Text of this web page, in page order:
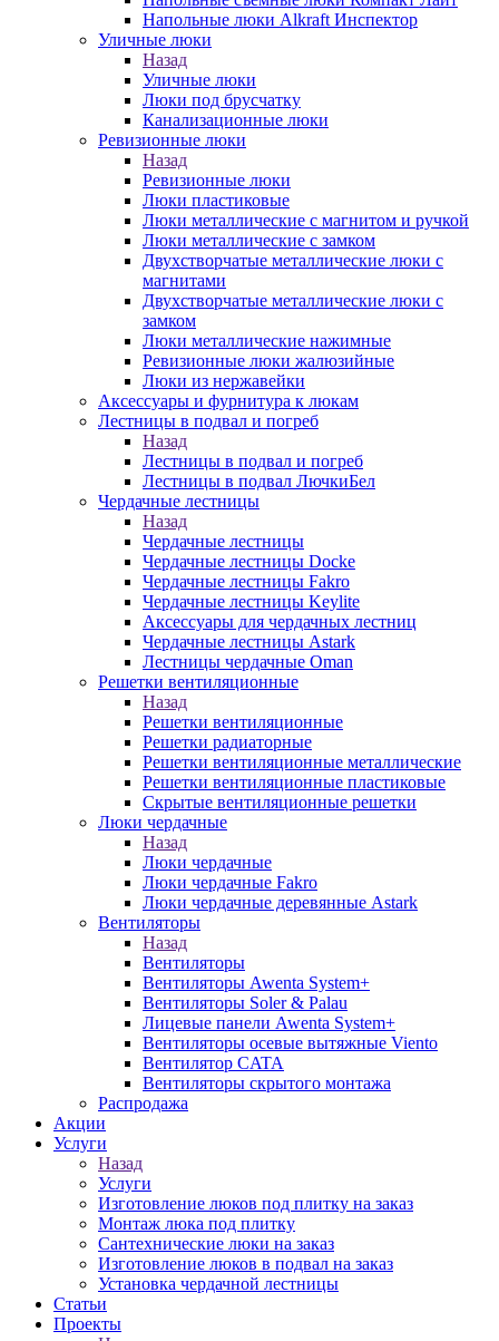
Напольные люки Alkraft Инспектор
Уличные люки
Назад
Уличные люки
Люки под брусчатку
Канализационные люки
Ревизионные люки
Назад
Ревизионные люки
Люки пластиковые
Люки металлические с магнитом и ручкой
Люки металлические с замком
Двухстворчатые металлические люки с
магнитами
Двухстворчатые металлические люки с
замком
Люки металлические нажимные
Ревизионные люки жалюзийные
Люки из нержавейки
Аксессуары и фурнитура к люкам
Лестницы в подвал и погреб
Назад
Лестницы в подвал и погреб
Лестницы в подвал ЛючкиБел
Чердачные лестницы
Назад
Чердачные лестницы
Чердачные лестницы Docke
Чердачные лестницы Fakro
Чердачные лестницы Keylite
Аксессуары для чердачных лестниц
Чердачные лестницы Astark
Лестницы чердачные Oman
Решетки вентиляционные
Назад
Решетки вентиляционные
Решетки радиаторные
Решетки вентиляционные металлические
Решетки вентиляционные пластиковые
Скрытые вентиляционные решетки
Люки чердачные
Назад
Люки чердачные
Люки чердачные Fakro
Люки чердачные деревянные Astark
Вентиляторы
Назад
Вентиляторы
Вентиляторы Awenta System+
Вентиляторы Soler & Palau
Лицевые панели Awenta System+
Вентиляторы осевые вытяжные Viento
Вентилятор CATA
Вентиляторы скрытого монтажа
Распродажа
Акции
Услуги
Назад
Услуги
Изготовление люков под плитку на заказ
Монтаж люка под плитку
Сантехнические люки на заказ
Изготовление люков в подвал на заказ
Установка чердачной лестницы
Статьи
Проекты